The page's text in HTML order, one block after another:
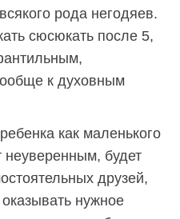
рода негодяев.
сюсюкать после 5,
к духовным
как маленького
неуверенным, будет
друзей,
нужное